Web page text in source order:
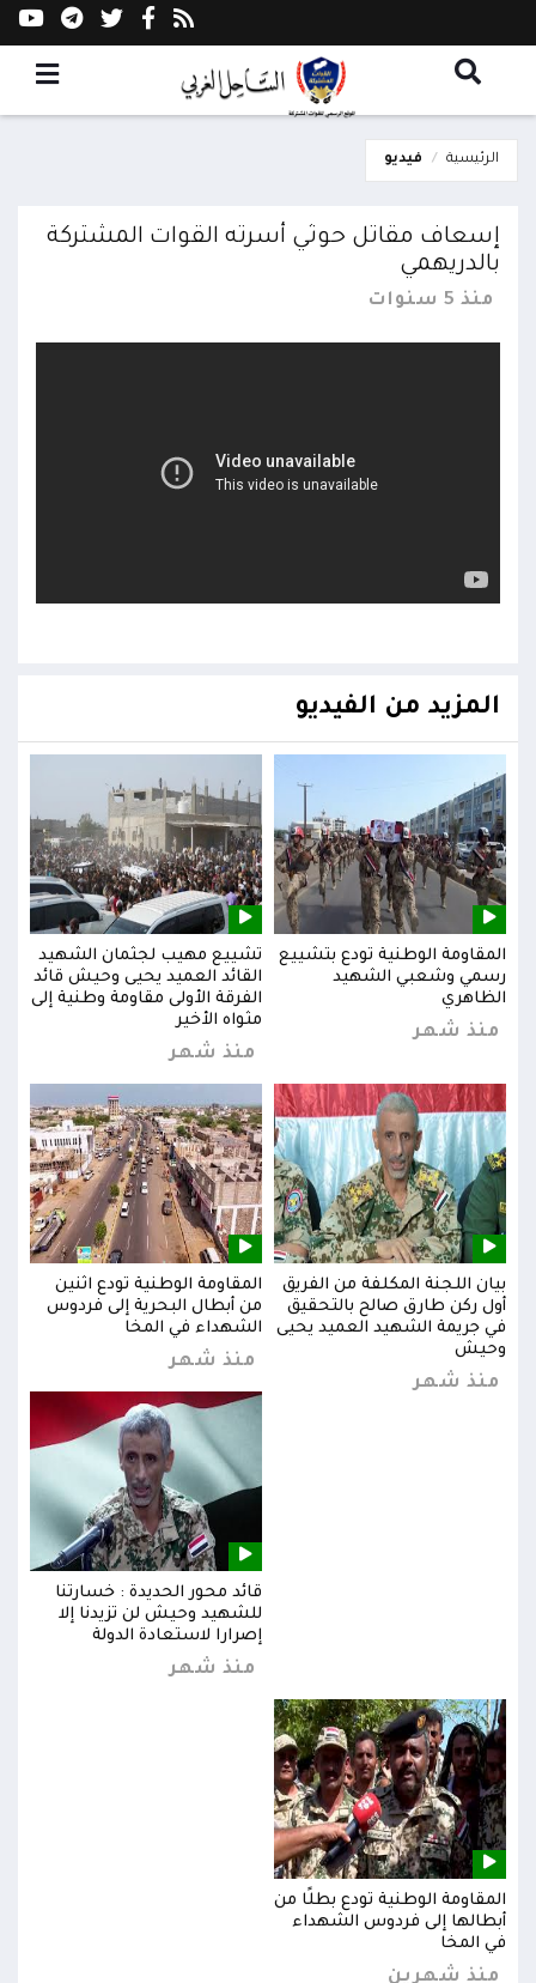
الرئيسية فيديو
إسعاف مقاتل حوثي أسرته القوات المشتركة
بالدريهمي
منذ 5 سنوات
المزيد من الفيديو
المقاومة الوطنية تودع بتشييع
رسمي وشعبي الشهيد
الظاهري
منذ شهر
تشييع مهيب لجثمان الشهيد
القائد العميد يحيى وحيش قائد
الفرقة الأولى مقاومة وطنية إلى
مثواه الأخير
منذ شهر
بيان اللجنة المكلفة من الفريق
أول ركن طارق صالح بالتحقيق
في جريمة الشهيد العميد يحيى
وحيش
منذ شهر
المقاومة الوطنية تودع اثنين
من أبطال البحرية إلى فردوس
الشهداء في المخا
منذ شهر
قائد محور الحديدة : خسارتنا
للشهيد وحيش لن تزيدنا إلا
إصرارا لاستعادة الدولة
منذ شهر
المقاومة الوطنية تودع بطلًا من
أبطالها إلى فردوس الشهداء
في المخا
منذ شهرين